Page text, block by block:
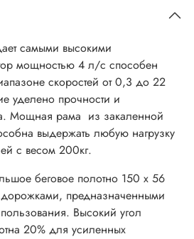
самыми высокими
мощностью 4 л/с способен
скоростей от 0,3 до 22
уделено прочности и
Мощная рама из закаленной
выдержать любую нагрузку
с весом 200кг.
беговое полотно 150 х 56
предназначенными
Высокий угол
20% для усиленных